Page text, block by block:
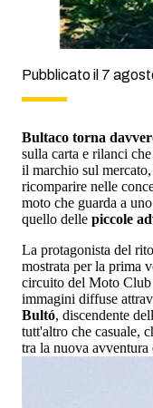
Pubblicato il 7
Bultaco torna
sulla carta e rilanci
il marchio sul
ricomparire nelle
moto che guarda a
quello delle piccole
La protagonista del
mostrata per la prima
circuito del Moto
immagini diffuse
Bultó, discendente
tutt'altro che casuale,
tra la nuova avventura